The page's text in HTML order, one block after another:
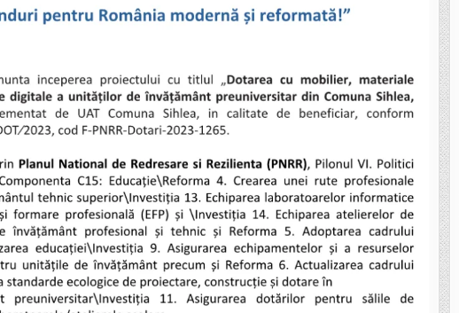
DIGITALE
A
COMUNA
SIHLEA,
JUDEȚUL
VRANCEA”